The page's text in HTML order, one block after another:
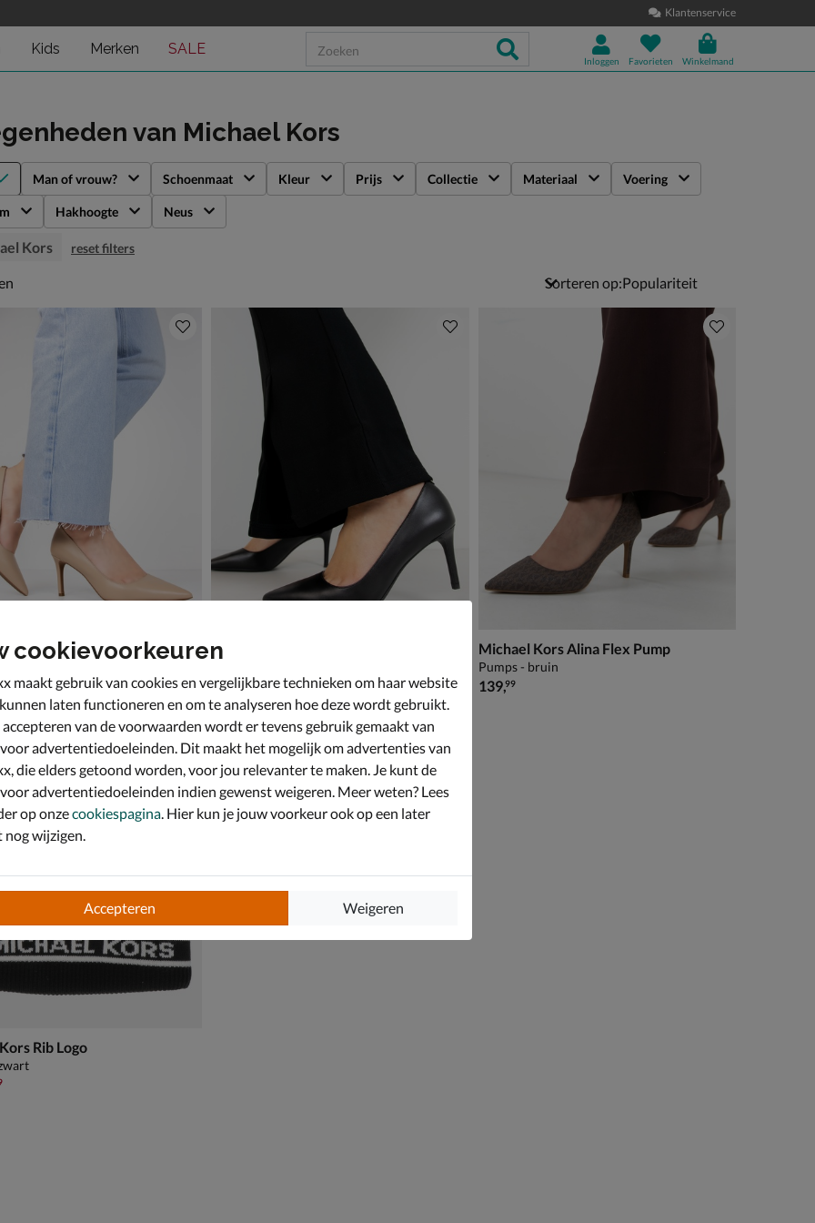
Klantenservice
Kids Merken SALE
Inloggen Favorieten Winkelmand
van Michael Kors
Man of vrouw? Schoenmaat Kleur Prijs Collectie Materiaal Voering
Hakhoogte Neus
Kors reset filters
Sorteren op:
Kors Alina Flex Pump Michael Kors Alina Flex Pump
€ 139,99
139,99
Michael Kors Alina Flex Pump
Pumps - bruin
€ 139,99
139,99
Rib Logo
voor € 34,99
cookievoorkeuren
maakt gebruik van cookies en vergelijkbare technieken om haar website
laten functioneren en om te analyseren hoe deze wordt gebruikt.
van de voorwaarden wordt er tevens gebruik gemaakt van
advertentiedoeleinden. Dit maakt het mogelijk om advertenties van
die elders getoond worden, voor jou relevanter te maken. Je kunt de
advertentiedoeleinden indien gewenst weigeren. Meer weten? Lees
op onzecookiespagina. Hier kun je jouw voorkeur ook op een later
nog wijzigen.
Accepteren Weigeren